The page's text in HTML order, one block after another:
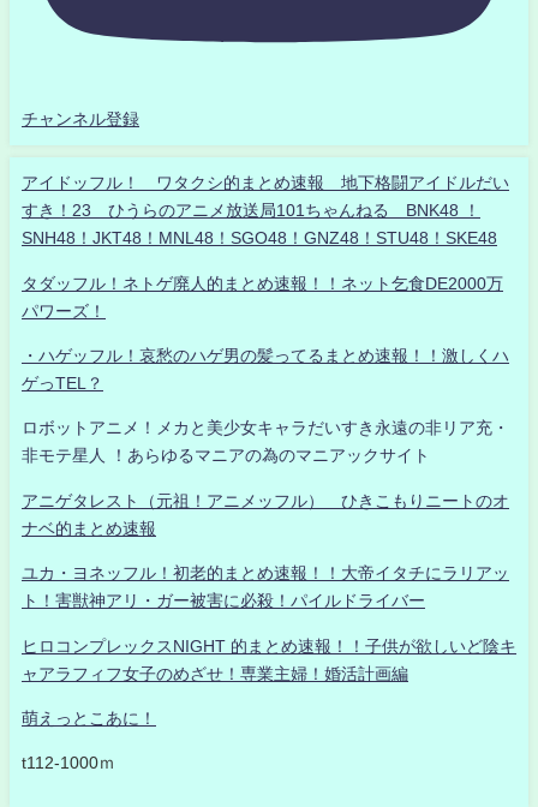
チャンネル登録
アイドッフル！ ワタクシ的まとめ速報 地下格闘アイドルだい
すき！23 ひうらのアニメ放送局101ちゃんねる BNK48 ！
SNH48！JKT48！MNL48！SGO48！GNZ48！STU48！SKE48
タダッフル！ネトゲ廃人的まとめ速報！！ネット乞食DE2000万
パワーズ！
・ハゲッフル！哀愁のハゲ男の髪ってるまとめ速報！！激しくハ
ゲっTEL？
ロボットアニメ！メカと美少女キャラだいすき永遠の非リア充・
非モテ星人 ！あらゆるマニアの為のマニアックサイト
アニゲタレスト（元祖！アニメッフル） ひきこもりニートのオ
ナベ的まとめ速報
ユカ・ヨネッフル！初老的まとめ速報！！大帝イタチにラリアッ
ト！害獣神アリ・ガー被害に必殺！パイルドライバー
ヒロコンプレックスNIGHT 的まとめ速報！！子供が欲しいど陰キ
ャアラフィフ女子のめざせ！専業主婦！婚活計画編
萌えっとこあに！
t112-1000ｍ